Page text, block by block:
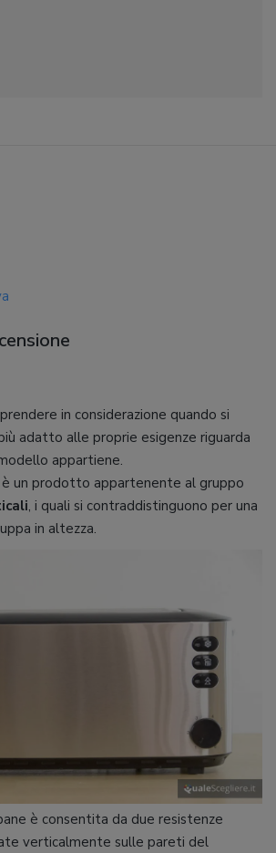
in considerazione quando si
adatto alle proprie esigenze riguarda
appartiene.
un prodotto appartenente al gruppo
, i quali si contraddistinguono per una
in altezza.
è consentita da due resistenze
verticalmente sulle pareti del